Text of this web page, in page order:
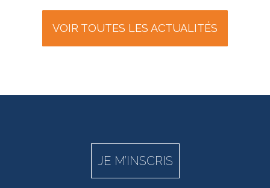
VOIR TOUTES LES ACTUALITÉS
JE M’INSCRIS